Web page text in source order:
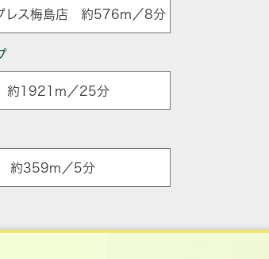
レス梅島店 約576m／8分
約1921m／25分
約359m／5分